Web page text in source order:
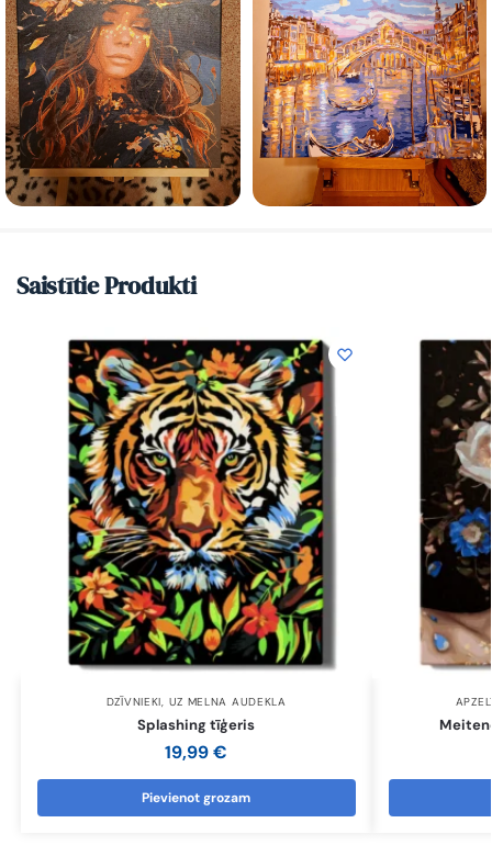
Saistītie Produkti
DZĪVNIEKI, UZ MELNA AUDEKLA
Splashing tīģeris
19,99€
Pievienot grozam